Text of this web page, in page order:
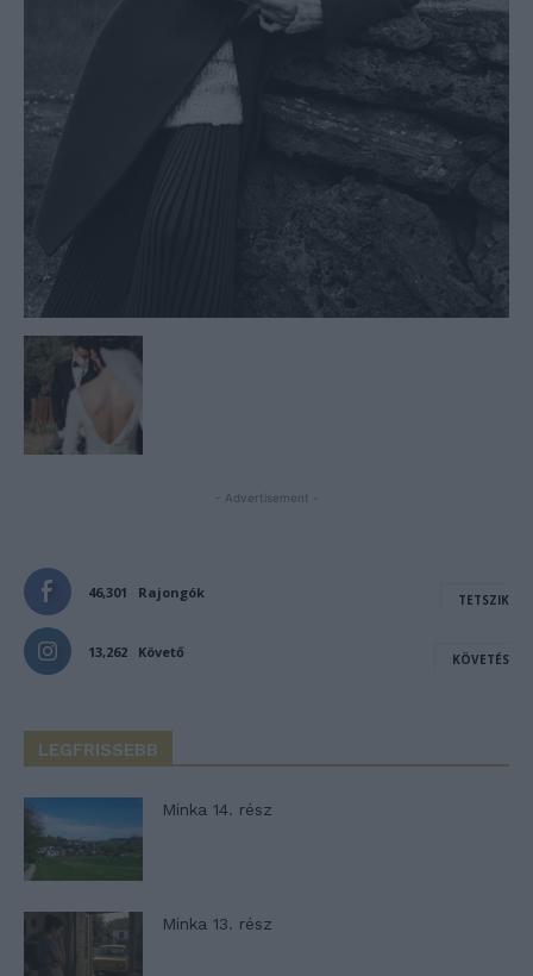
- Advertisement -
46,301 Rajongók TETSZIK
13,262 Követő KÖVETÉS
LEGFRISSEBB
Minka 14. rész
Minka 13. rész